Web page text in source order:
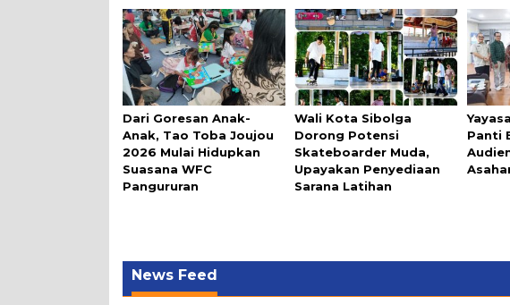
Dari Goresan Anak-
Anak, Tao Toba Joujou
2026 Mulai Hidupkan
Suasana WFC
Pangururan
Wali Kota Sibolga
Dorong Potensi
Skateboarder Muda,
Upayakan Penyediaan
Sarana Latihan
Panti
News Feed